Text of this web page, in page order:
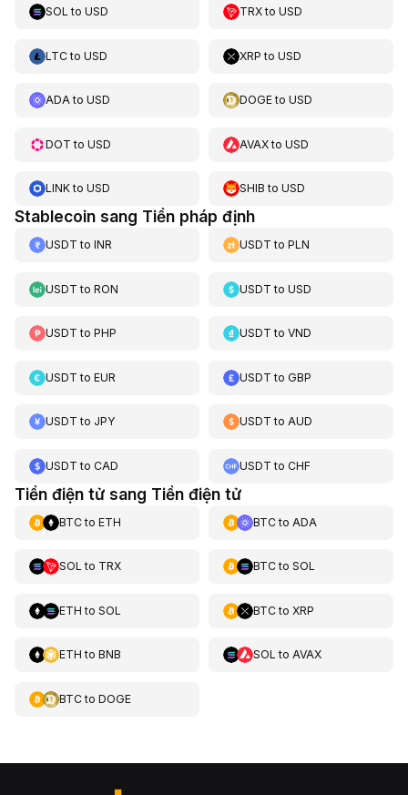
SOL to USD TRXtoUSD
LTCto USD XRP toUSD
ADAto USD DOGEtoUSD
DOT to USD AVAXtoUSD
LINKto USD SHIB toUSD
Stablecoin sang Tiền pháp định
USDT to INR USDT toPLN
USDT to RON USDT toUSD
USDT to PHP USDT toVND
USDT to EUR USDT toGBP
USDT to JPY USDT toAUD
USDT to CAD USDT toCHF
Tiền điện tử sang Tiền điện tử
BTCto ETH BTCto ADA
SOL to TRX BTCto SOL
ETH to SOL BTCto XRP
ETH to BNB SOL to AVAX
BTCto DOGE